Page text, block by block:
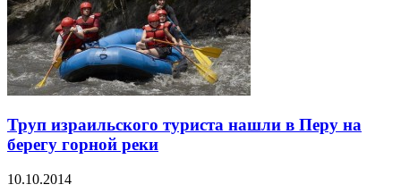
Труп израильского туриста нашли в Перу на
берегу горной реки
10.10.2014